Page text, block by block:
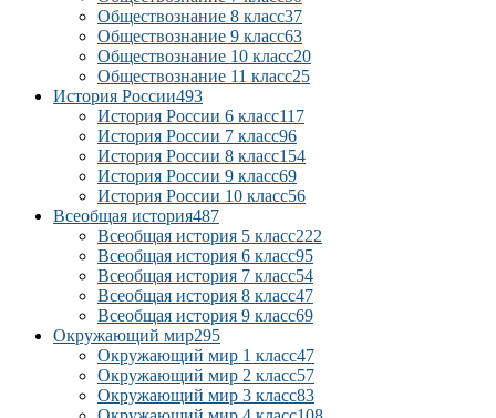
Обществознание 8 класс37
Обществознание 9 класс63
Обществознание 10 класс20
Обществознание 11 класс25
История России493
История России 6 класс117
История России 7 класс96
История России 8 класс154
История России 9 класс69
История России 10 класс56
Всеобщая история487
Всеобщая история 5 класс222
Всеобщая история 6 класс95
Всеобщая история 7 класс54
Всеобщая история 8 класс47
Всеобщая история 9 класс69
Окружающий мир295
Окружающий мир 1 класс47
Окружающий мир 2 класс57
Окружающий мир 3 класс83